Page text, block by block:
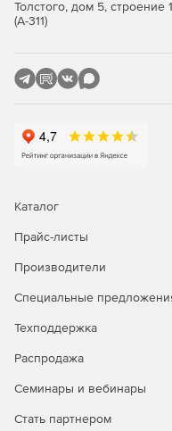
VR и улучшения
производительностью
Толстого, дом 5,
(А-311)
Каталог
Прайс-листы
Производители
Специальные
Техподдержка
Распродажа
Семинары и вебинары
Стать партнером